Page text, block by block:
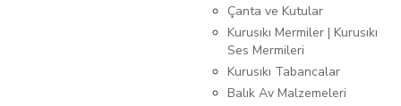
Çanta ve Kutular
Kurusıkı Mermiler | Kurusıkı
Ses Mermileri
Kurusıkı Tabancalar
Balık Av Malzemeleri